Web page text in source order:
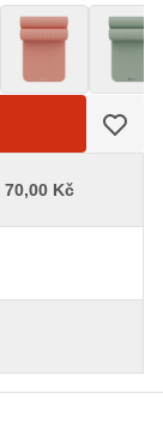
70,00 Kč